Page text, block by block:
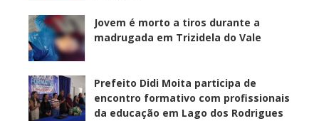
Jovem é morto a tiros durante a
madrugada em Trizidela do Vale
Prefeito Didi Moita participa de
encontro formativo com profissionais
da educação em Lago dos Rodrigues